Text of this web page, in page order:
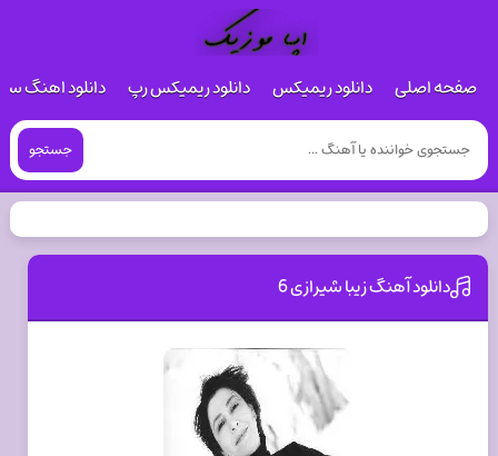
صفحه اصلی دانلود ریمیکس دانلود ریمیکس رپ دانلود اهنگ
جستجو
دانلود آهنگ زیبا شیرازی 6